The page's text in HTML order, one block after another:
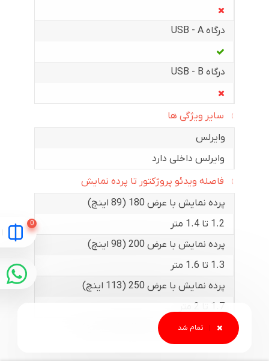
درگاه USB - A
درگاه USB - B
سایر ویژگی ها
وایرلس
وایرلس داخلی دارد
فاصله ویدئو پروژکتور تا پرده نمایش
پرده نمایش با عرض 180 (89 اینچ)
1.2 تا 1.4 متر
پرده نمایش با عرض 200 (98 اینچ)
1.3 تا 1.6 متر
پرده نمایش با عرض 250 (113 اینچ)
1.7 تا 2 متر
پرده نمایش با عرض 300 (136 اینچ)
2 تا 2.4 متر